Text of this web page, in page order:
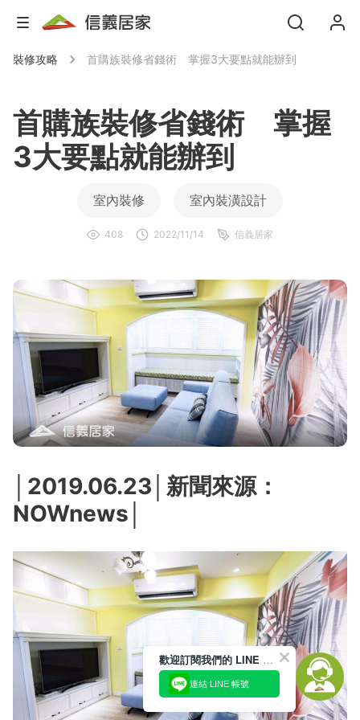
裝修攻略 首購族裝修省錢術 掌握3大要點就能辦到
首購族裝修省錢術 掌握
3大要點就能辦到
室內裝修 室內裝潢設計
408 2022/11/14 信義居家
│2019.06.23│新聞來源：
NOWnews│
歡迎訂閱我們的 LINE 官方帳號
連結 LINE 帳號